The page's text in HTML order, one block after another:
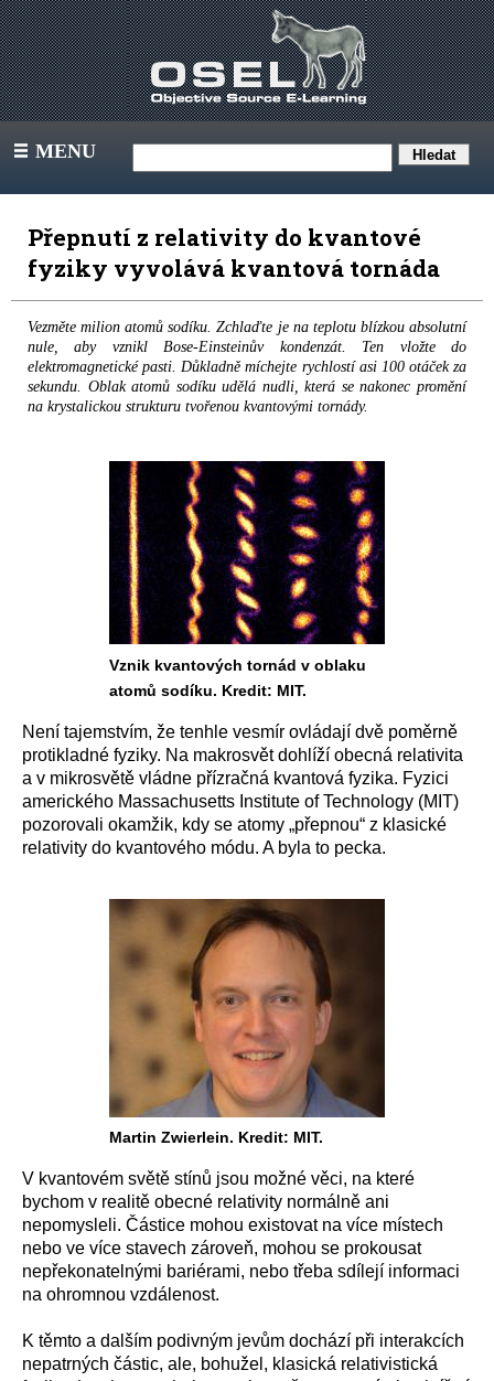
III MENU
Přepnutí z relativity do kvantové
fyziky vyvolává kvantová tornáda
Vezměte milion atomů sodíku. Zchlaďte je na teplotu blízkou absolutní
nule, aby vznikl Bose-Einsteinův kondenzát. Ten vložte do
elektromagnetické pasti. Důkladně míchejte rychlostí asi 100 otáček za
sekundu. Oblak atomů sodíku udělá nudli, která se nakonec promění
na krystalickou strukturu tvořenou kvantovými tornády.
Vznik kvantových tornád v oblaku
atomů sodíku. Kredit: MIT.
Není tajemstvím, že tenhle vesmír ovládají dvě poměrně
protikladné fyziky. Na makrosvět dohlíží obecná relativita
a v mikrosvětě vládne přízračná kvantová fyzika. Fyzici
amerického Massachusetts Institute of Technology (MIT)
pozorovali okamžik, kdy se atomy „přepnou“ z klasické
relativity do kvantového módu. A byla to pecka.
Martin Zwierlein. Kredit: MIT.
V kvantovém světě stínů jsou možné věci, na které
bychom v realitě obecné relativity normálně ani
nepomysleli. Částice mohou existovat na více místech
nebo ve více stavech zároveň, mohou se prokousat
nepřekonatelnými bariérami, nebo třeba sdílejí informaci
na ohromnou vzdálenost.
K těmto a dalším podivným jevům dochází při interakcích
nepatrných částic, ale, bohužel, klasická relativistická